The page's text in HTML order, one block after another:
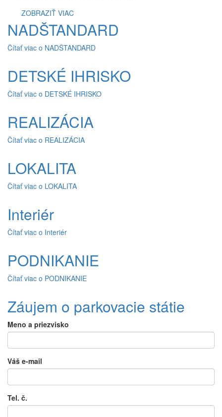
ZOBRAZIŤ VIAC
NADŠTANDARD
Čítať viac o NADŠTANDARD
DETSKÉ IHRISKO
Čítať viac o DETSKÉ IHRISKO
REALIZÁCIA
Čítať viac o REALIZÁCIA
LOKALITA
Čítať viac o LOKALITA
Interiér
Čítať viac o Interiér
PODNIKANIE
Čítať viac o PODNIKANIE
Záujem o parkovacie státie
Meno a priezvisko
Váš e-mail
Tel. č.